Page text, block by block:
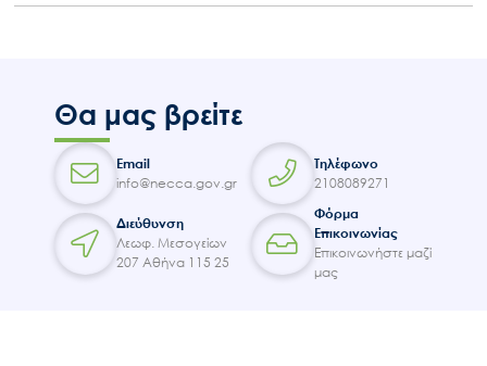
Θα μας βρείτε
Email
info@necca.gov.gr
Τηλέφωνο
2108089271
Διεύθυνση
Λεωφ. Μεσογείων
207 Αθήνα 115 25
Φόρμα
Επικοινωνίας
Επικοινωνήστε μαζί
μας